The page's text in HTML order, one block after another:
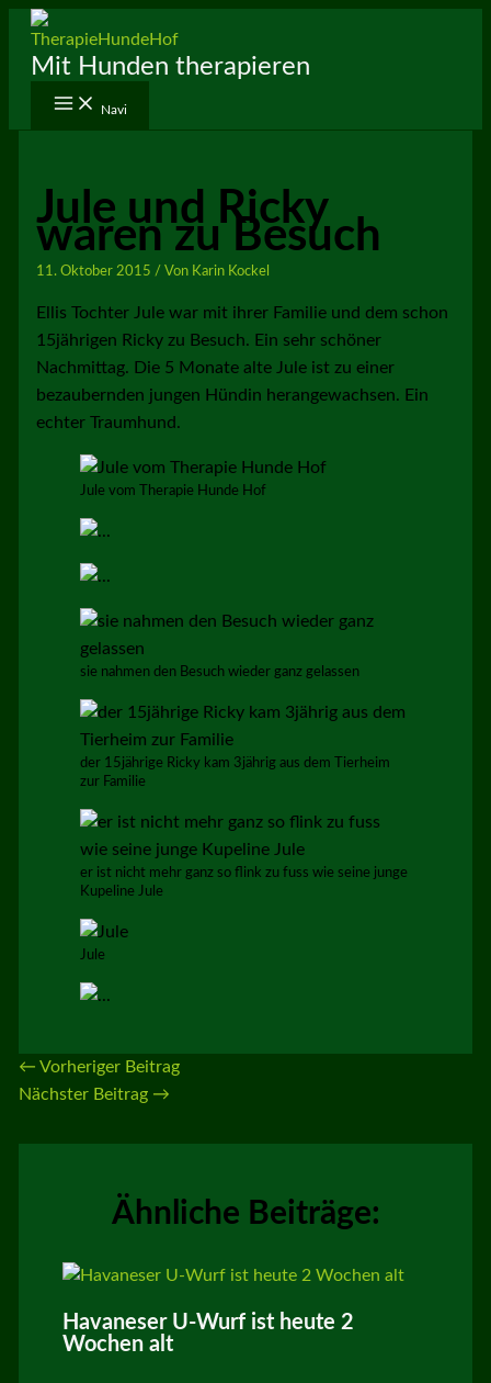
Zum
Inhalt
springen
Mit Hunden therapieren
Navi
Jule und Ricky
waren zu Besuch
11. Oktober 2015 / Von Karin Kockel
Ellis Tochter Jule war mit ihrer Familie und dem schon
15jährigen Ricky zu Besuch. Ein sehr schöner
Nachmittag. Die 5 Monate alte Jule ist zu einer
bezaubernden jungen Hündin herangewachsen. Ein
echter Traumhund.
Jule vom Therapie Hunde Hof
sie nahmen den Besuch wieder ganz gelassen
der 15jährige Ricky kam 3jährig aus dem Tierheim
zur Familie
er ist nicht mehr ganz so flink zu fuss wie seine junge
Kupeline Jule
Jule
← Vorheriger Beitrag
Nächster Beitrag →
Ähnliche Beiträge:
Havaneser U-Wurf ist heute 2
Wochen alt